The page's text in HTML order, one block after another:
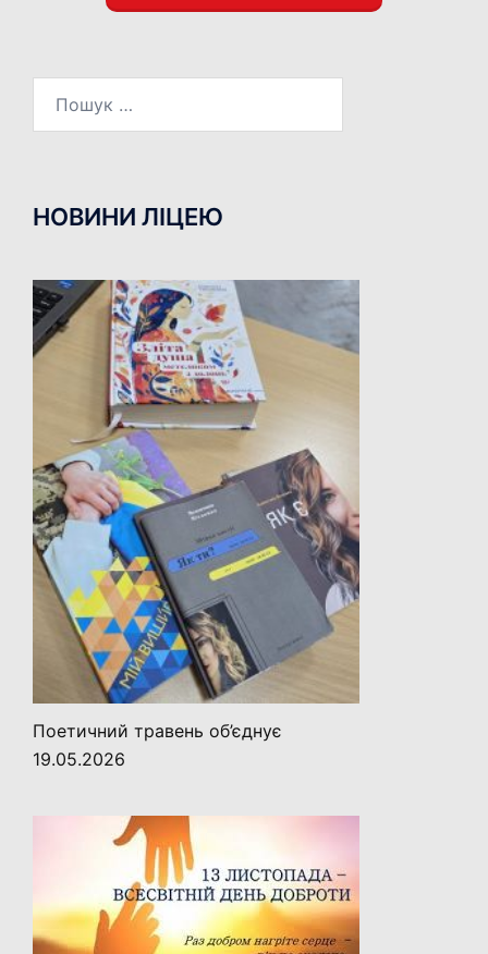
НОВИНИ ЛІЦЕЮ
Поетичний травень об’єднує
19.05.2026